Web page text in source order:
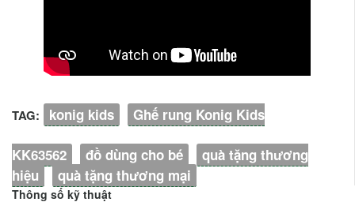
TAG: konig kids Ghế rung Konig Kids
KK63562 đồ dùng cho bé
quà tặng thương
hiệu
quà tặng thương mại
Thông số kỹ thuật